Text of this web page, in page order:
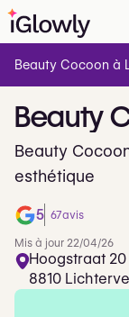
Beauty
Beauty
esthétique
5 67avis
Mis à jour 22/04/26
Hoogstraat 20
8810
Beauty Cocoon à